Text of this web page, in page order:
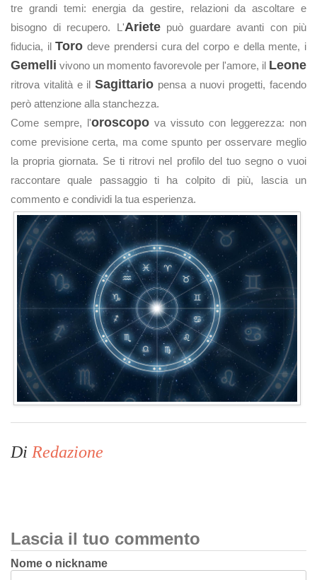
tre grandi temi: energia da gestire, relazioni da ascoltare e
bisogno di recupero. L'Arietepuò guardare avanti con più
fiducia, ilToro deve prendersi cura del corpo e della mente, i
Gemelli vivono un momento favorevole per l'amore, il Leone
ritrova vitalità e ilSagittario pensa a nuovi progetti, facendo
però attenzione alla stanchezza.
Come sempre, l'oroscopo va vissuto con leggerezza: non
come previsione certa, ma come spunto per osservare meglio
la propria giornata. Se ti ritrovi nel profilo del tuo segno o vuoi
raccontare quale passaggio ti ha colpito di più, lascia un
commento e condividi la tua esperienza.
Di Redazione
Lascia il tuo commento
Nome o nickname